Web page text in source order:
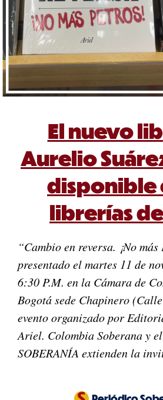
El nuevo
Aurelio
disponible
librerías
“Cambio en reversa. ¡No
presentado el martes 11 de
6:30 P.M. en la Cámara de
Bogotá sede Chapinero
evento organizado por
Ariel. Colombia Soberana y
SOBERANÍA extienden la